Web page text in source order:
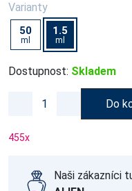
Varianty
50
ml
1.5
ml
Dostupnost: Skladem
Do
455x
Naši zákazníci